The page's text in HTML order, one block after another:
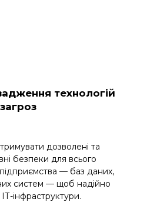
технологій
дозволені та
безпеки для всього
— баз даних,
систем — щоб надійно
інфраструктури.